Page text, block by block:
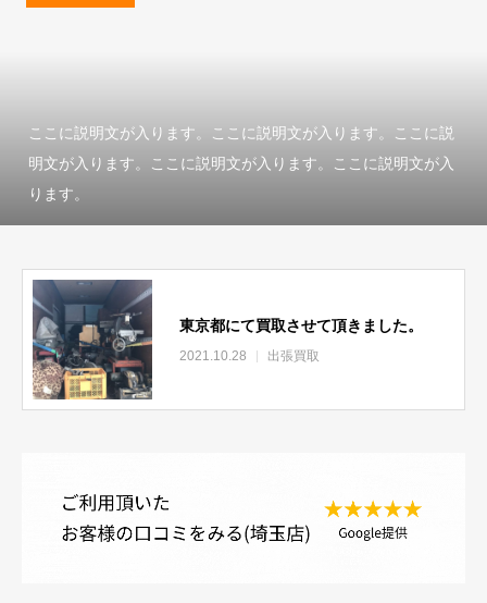
ここに説明文が入ります。ここに説明文が入ります。ここに説
明文が入ります。ここに説明文が入ります。ここに説明文が入
ります。
東京都にて買取させて頂きました。
2021.10.28 出張買取